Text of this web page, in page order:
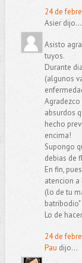
24 de
Asier dijo...
Asisto
tuyos.
Durante
(algunos
absurdos
hecho
encima!
Supongo
debias de
En fin,
atencion a
(lo de tu
Lo de
24 de
Pau dijo...